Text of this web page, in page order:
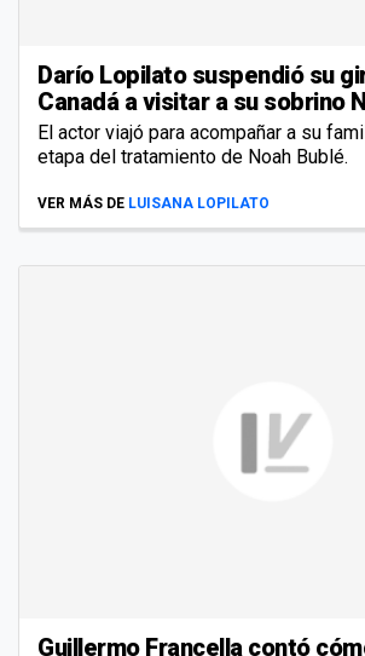
Darío Lopilato suspendió su
Canadá a visitar a su sobrino
El actor viajó para acompañar a su
etapa del tratamiento de Noah Bublé.
VER MÁS DE LUISANA LOPILATO
Guillermo Francella contó